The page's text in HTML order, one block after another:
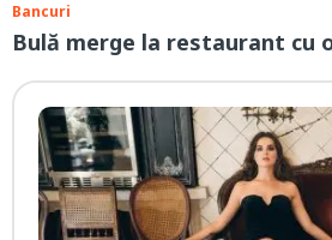
Bancuri
Bulă merge la restaurant cu